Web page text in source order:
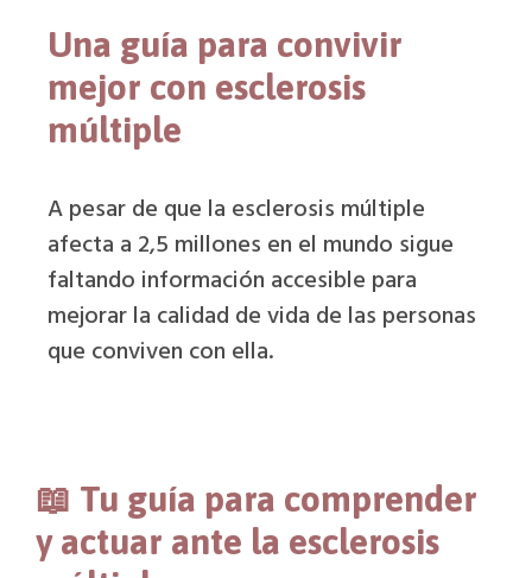
Una guía para convivir
mejor con esclerosis
múltiple
A pesar de que la esclerosis múltiple
afecta a 2,5 millones en el mundo sigue
faltando información accesible para
mejorar la calidad de vida de las personas
que conviven con ella.
📖 Tu guía para comprender
y actuar ante la esclerosis